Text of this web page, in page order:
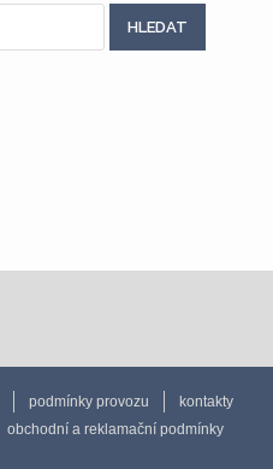
podmínky provozu
kontakty
obchodní a reklamační podmínky